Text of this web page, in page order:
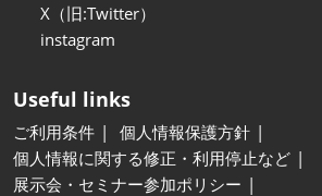
X（旧:Twitter）
instagram
Useful links
ご利用条件
個人情報保護方針
個人情報に関する修正・利用停止など
展示会・セミナー参加ポリシー